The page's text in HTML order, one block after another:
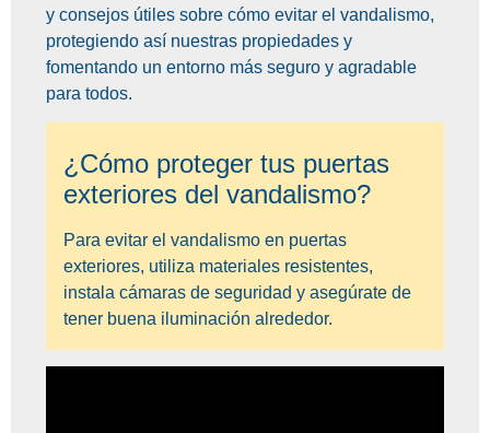
y consejos útiles sobre cómo evitar el vandalismo,
protegiendo así nuestras propiedades y
fomentando un entorno más seguro y agradable
para todos.
¿Cómo proteger tus puertas
exteriores del vandalismo?
Para evitar el vandalismo en puertas
exteriores, utiliza materiales resistentes,
instala cámaras de seguridad y asegúrate de
tener buena iluminación alrededor.